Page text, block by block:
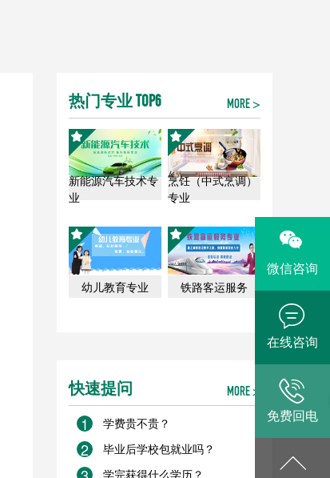
热门专业 TOP6 MORE >
新能源汽车技术专
业
烹饪（中式烹调）
专业
幼儿教育专业 铁路客运服务
快速提问 MORE >
1 学费贵不贵？
2 毕业后学校包就业吗？
学完获得什么学历？
微信咨询
在线咨询
免费回电